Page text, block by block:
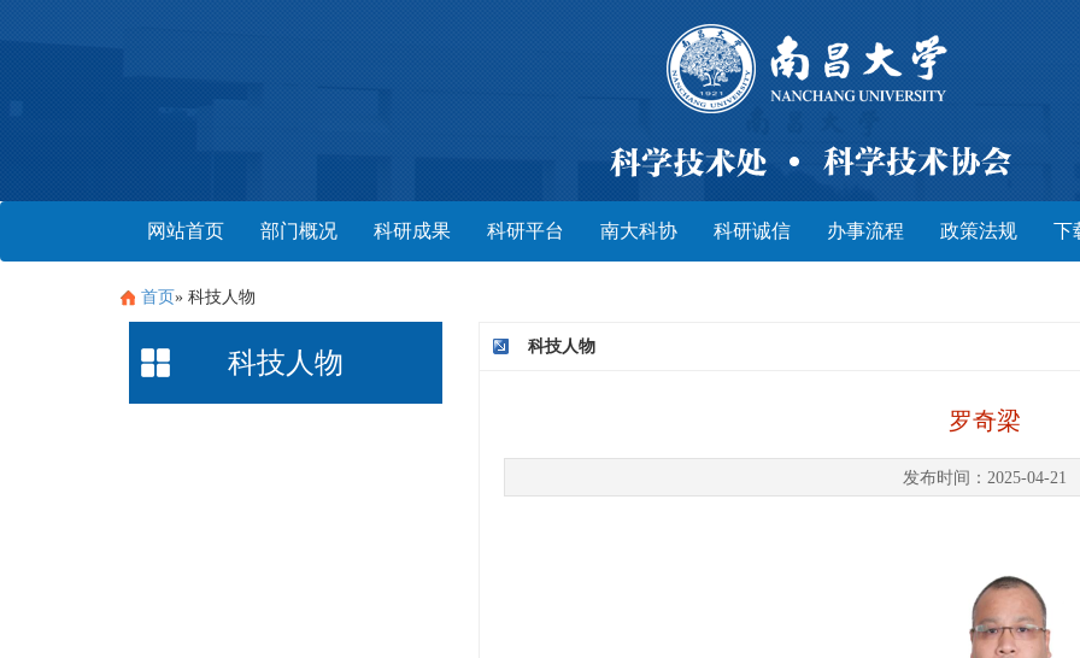
网站首页 部门概况 科研成果 科研平台 南大科协 科研诚信 办事流程 政策法规 下
首页» 科技人物
科技人物
科技人物
罗奇梁
发布时间：2025-04-21